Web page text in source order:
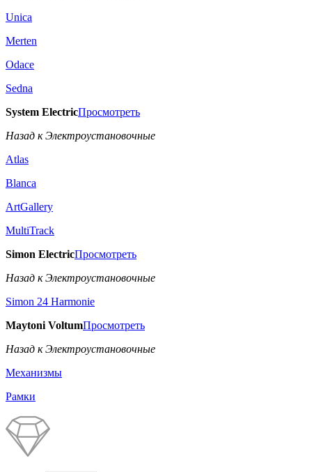
Unica
Merten
Odace
Sedna
System ElectricПросмотреть
Назад к Электроустановочные
Atlas
Blanca
ArtGallery
MultiTrack
Simon ElectricПросмотреть
Назад к Электроустановочные
Simon 24 Harmonie
Maytoni VoltumПросмотреть
Назад к Электроустановочные
Механизмы
Рамки